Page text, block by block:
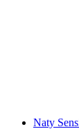
Naty